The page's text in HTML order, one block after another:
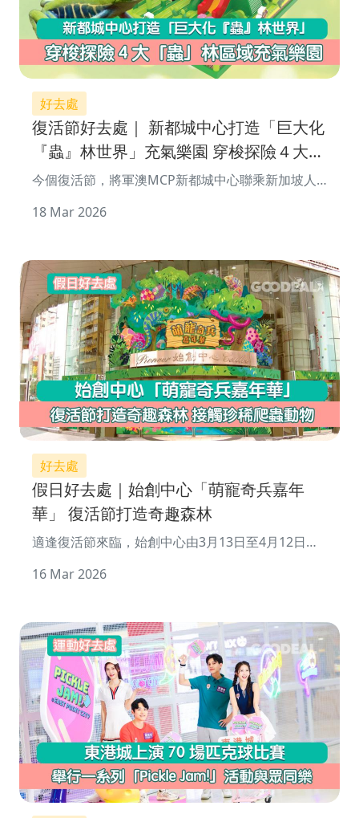
好去處
復活節好去處｜ 新都城中心打造「巨大化
『蟲』林世界」充氣樂園 穿梭探險４大
「蟲」林區域
今個復活節，將軍澳MCP新都城中心聯乘新加坡人
心，打造兩大沉浸式自然探索體驗，帶來一場別�
18 Mar 2026
好去處
假日好去處｜始創中心「萌寵奇兵嘉年
華」 復活節打造奇趣森林
適逢復活節來臨，始創中心由3月13日至4月12日特
的奇趣森林
16 Mar 2026